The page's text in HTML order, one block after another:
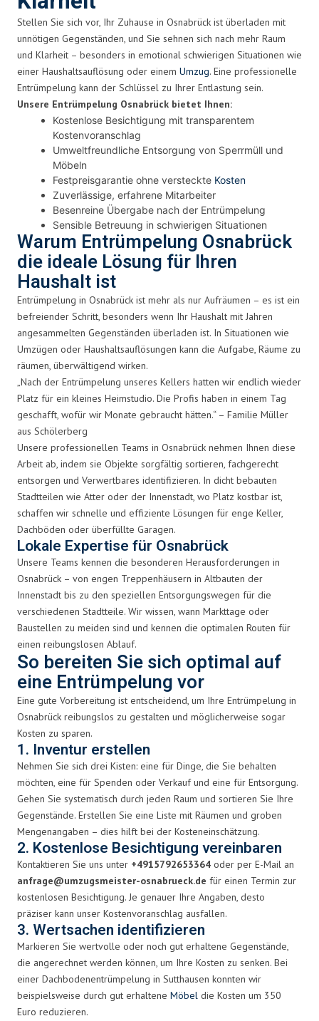
Stellen Sie sich vor, Ihr Zuhause in Osnabrück ist überladen mit
unnötigen Gegenständen, und Sie sehnen sich nach mehr Raum
und Klarheit – besonders in emotional schwierigen Situationen wie
einer Haushaltsauflösung oder einem Umzug. Eine professionelle
Entrümpelung kann der Schlüssel zu Ihrer Entlastung sein.
Unsere Entrümpelung Osnabrück bietet Ihnen:
Kostenlose Besichtigung mit transparentem
Kostenvoranschlag
Umweltfreundliche Entsorgung von Sperrmüll und
Möbeln
Festpreisgarantie ohne versteckte Kosten
Zuverlässige, erfahrene Mitarbeiter
Besenreine Übergabe nach der Entrümpelung
Sensible Betreuung in schwierigen Situationen
Warum Entrümpelung Osnabrück
die ideale Lösung für Ihren
Haushalt ist
Entrümpelung in Osnabrück ist mehr als nur Aufräumen – es ist ein
befreiender Schritt, besonders wenn Ihr Haushalt mit Jahren
angesammelten Gegenständen überladen ist. In Situationen wie
Umzügen oder Haushaltsauflösungen kann die Aufgabe, Räume zu
räumen, überwältigend wirken.
„Nach der Entrümpelung unseres Kellers hatten wir endlich wieder
Platz für ein kleines Heimstudio. Die Profis haben in einem Tag
geschafft, wofür wir Monate gebraucht hätten.“ – Familie Müller
aus Schölerberg
Unsere professionellen Teams in Osnabrück nehmen Ihnen diese
Arbeit ab, indem sie Objekte sorgfältig sortieren, fachgerecht
entsorgen und Verwertbares identifizieren. In dicht bebauten
Stadtteilen wie Atter oder der Innenstadt, wo Platz kostbar ist,
schaffen wir schnelle und effiziente Lösungen für enge Keller,
Dachböden oder überfüllte Garagen.
Lokale Expertise für Osnabrück
Unsere Teams kennen die besonderen Herausforderungen in
Osnabrück – von engen Treppenhäusern in Altbauten der
Innenstadt bis zu den speziellen Entsorgungswegen für die
verschiedenen Stadtteile. Wir wissen, wann Markttage oder
Baustellen zu meiden sind und kennen die optimalen Routen für
einen reibungslosen Ablauf.
So bereiten Sie sich optimal auf
eine Entrümpelung vor
Eine gute Vorbereitung ist entscheidend, um Ihre Entrümpelung in
Osnabrück reibungslos zu gestalten und möglicherweise sogar
Kosten zu sparen.
1. Inventur erstellen
Nehmen Sie sich drei Kisten: eine für Dinge, die Sie behalten
möchten, eine für Spenden oder Verkauf und eine für Entsorgung.
Gehen Sie systematisch durch jeden Raum und sortieren Sie Ihre
Gegenstände. Erstellen Sie eine Liste mit Räumen und groben
Mengenangaben – dies hilft bei der Kosteneinschätzung.
2. Kostenlose Besichtigung vereinbaren
Kontaktieren Sie uns unter +4915792653364 oder per E-Mail an
anfrage@umzugsmeister-osnabrueck.de für einen Termin zur
kostenlosen Besichtigung. Je genauer Ihre Angaben, desto
präziser kann unser Kostenvoranschlag ausfallen.
3. Wertsachen identifizieren
Markieren Sie wertvolle oder noch gut erhaltene Gegenstände,
die angerechnet werden können, um Ihre Kosten zu senken. Bei
einer Dachbodenentrümpelung in Sutthausen konnten wir
beispielsweise durch gut erhaltene Möbel die Kosten um 350
Euro reduzieren.